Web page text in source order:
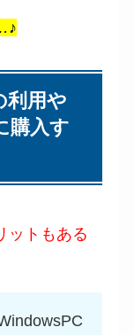
利用や
購入す
ットもある